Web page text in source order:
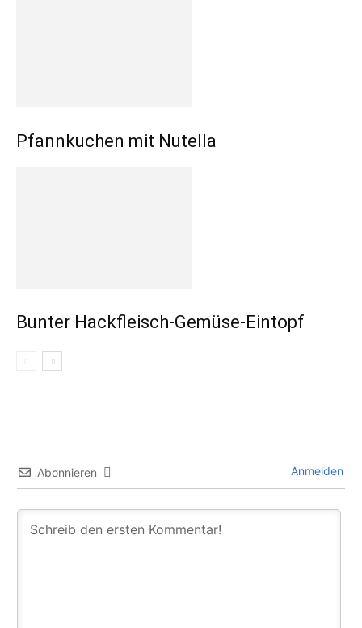
Pfannkuchen mit Nutella
Bunter Hackfleisch-Gemüse-Eintopf
Abonnieren Anmelden